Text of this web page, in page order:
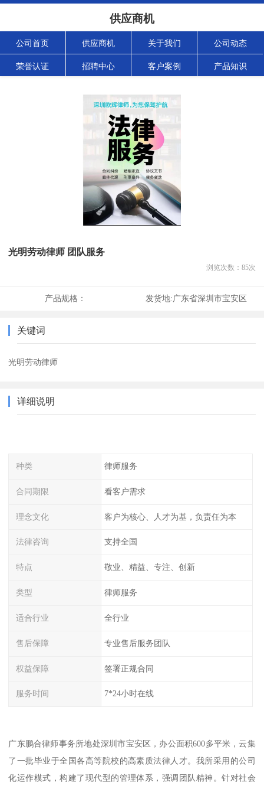
供应商机
公司首页 供应商机 关于我们 公司动态
荣誉认证 招聘中心 客户案例 产品知识
光明劳动律师 团队服务
浏览次数： 85次
产品规格： 发货地:广东省深圳市宝安区
关键词
光明劳动律师
详细说明
种类 律师服务
合同期限 看客户需求
理念文化 客户为核心、人才为基，负责任为本
法律咨询 支持全国
特点 敬业、精益、专注、创新
类型 律师服务
适合行业 全行业
售后保障 专业售后服务团队
权益保障 签署正规合同
服务时间 7*24小时在线
广东鹏合律师事务所地处深圳市宝安区，办公面积600多平米，云集
了一批毕业于全国各高等院校的高素质法律人才。我所采用的公司
化运作模式，构建了现代型的管理体系，强调团队精神。针对社会